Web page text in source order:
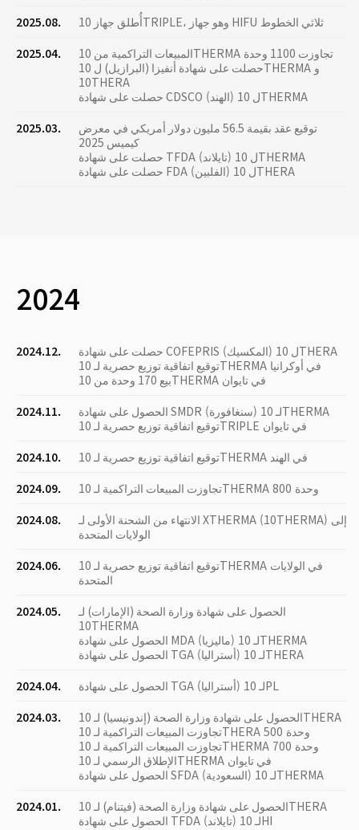
2025.08.
أُطلق جهاز 10TRIPLE، وهو جهاز HIFU ثلاثي الخطوط
2025.04.
المبيعات التراكمية من 10THERMA تجاوزت 1100 وحدة
حصلت على شهادة أنفيزا (البرازيل) ل 10THERMA و
10THERA
حصلت على شهادة CDSCO (الهند) ل 10THERMA
2025.03.
توقيع عقد بقيمة 56.5 مليون دولار أمريكي في معرض
كيميس 2025
حصلت على شهادة TFDA (تايلاند) ل 10THERMA
حصلت على شهادة FDA (الفلبين) ل 10THERA
2024
2024.12.
حصلت على شهادة COFEPRIS (المكسيك) ل 10THERA
توقيع اتفاقية توزيع حصرية لـ 10THERMA في أوكرانيا
بيع 170 وحدة من 10THERMA في تايوان
2024.11.
الحصول على شهادة SMDR (سنغافورة) لـ 10THERMA
توقيع اتفاقية توزيع حصرية لـ 10TRIPLE في تايوان
2024.10.
توقيع اتفاقية توزيع حصرية لـ 10THERMA في الهند
2024.09.
تجاوزت المبيعات التراكمية لـ 10THERMA 800 وحدة
2024.08.
الانتهاء من الشحنة الأولى لـ XTHERMA (10THERMA) إلى
الولايات المتحدة
2024.06.
توقيع اتفاقية توزيع حصرية لـ 10THERMA في الولايات
المتحدة
2024.05.
الحصول على شهادة وزارة الصحة (الإمارات) لـ
10THERMA
الحصول على شهادة MDA (ماليزيا) لـ 10THERMA
الحصول على شهادة TGA (أستراليا) لـ 10THERA
2024.04.
الحصول على شهادة TGA (أستراليا) لـ 10PL
2024.03.
الحصول على شهادة وزارة الصحة (إندونيسيا) لـ 10THERA
تجاوزت المبيعات التراكمية لـ 10THERA 500 وحدة
تجاوزت المبيعات التراكمية لـ 10THERMA 700 وحدة
الإطلاق الرسمي لـ 10THERMA في تايوان
الحصول على شهادة SFDA (السعودية) لـ 10THERMA
2024.01.
الحصول على شهادة وزارة الصحة (فيتنام) لـ 10THERA
الحصول على شهادة TFDA (تايلاند) لـ 10HI